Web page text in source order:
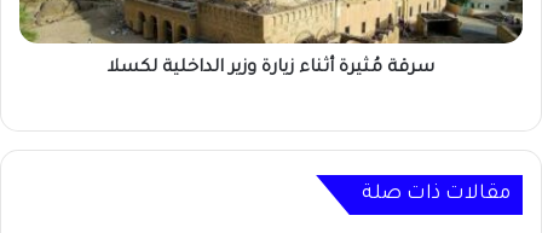
سرقة مُثيرة أثناء زيارة وزير الداخلية لكسلا
مقالات ذات صلة